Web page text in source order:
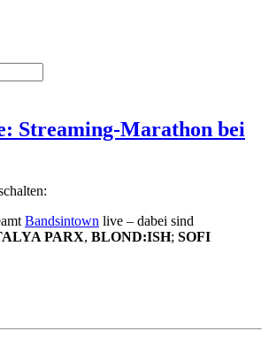
Streaming-Marathon bei
Bandsintown live – dabei sind
PARX, BLOND:ISH; SOFI